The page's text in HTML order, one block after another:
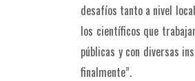
desafíos tanto a nivel
los científicos que
públicas y con diversas
finalmente”.